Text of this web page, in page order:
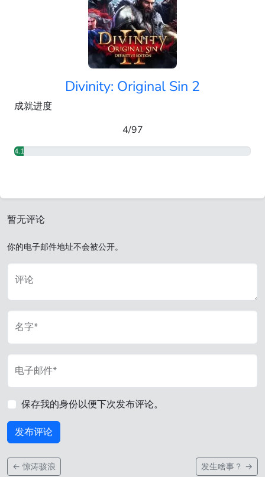
Divinity: Original Sin 2
成就进度
4/97
4.12%
暂无评论
你的电子邮件地址不会被公开。
评论
名字*
电子邮件*
保存我的身份以便下次发布评论。
← 惊涛骇浪 发生啥事？ →